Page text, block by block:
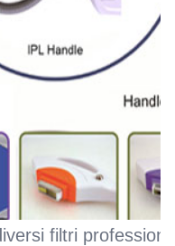
filtri